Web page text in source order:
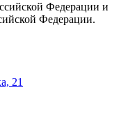
Федерации и
Федерации.
21